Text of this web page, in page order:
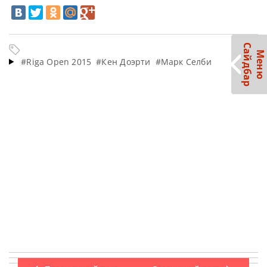
#Riga Open 2015 #Кен Доэрти #Марк Селби М
е
н
ю
Са
й
д
б
а
р